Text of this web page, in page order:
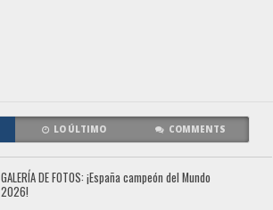
LO ÚLTIMO COMMENTS
GALERÍA DE FOTOS: ¡España campeón del Mundo
2026!